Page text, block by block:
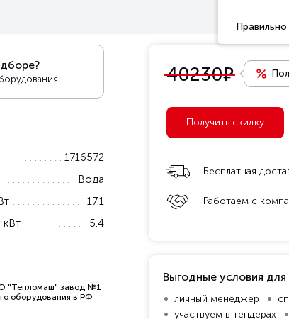
1716572
Вода
17.1
5.4
"Тепломаш" завод №1
оборудования в РФ
40230е
Получить скидку
Бесплатная
Работаем с
Выгодные условия для
личный менеджер
участвуем в тендерах